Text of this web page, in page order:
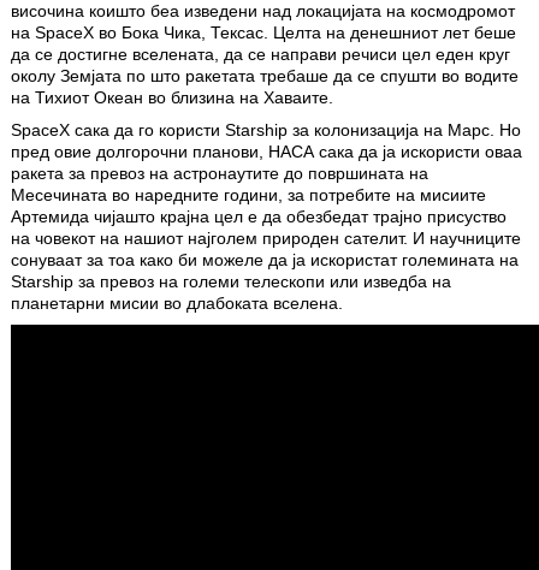
височина коишто беа изведени над локацијата на космодромот
на SpaceX во Бока Чика, Тексас. Целта на денешниот лет беше
да се достигне вселената, да се направи речиси цел еден круг
околу Земјата по што ракетата требаше да се спушти во водите
на Тихиот Океан во близина на Хаваите.
SpaceX сака да го користи Starship за колонизација на Марс. Но
пред овие долгорочни планови, НАСА сака да ја искористи оваа
ракета за превоз на астронаутите до површината на
Месечината во наредните години, за потребите на мисиите
Артемида чијашто крајна цел е да обезбедат трајно присуство
на човекот на нашиот најголем природен сателит. И научниците
сонуваат за тоа како би можеле да ја искористат големината на
Starship за превоз на големи телескопи или изведба на
планетарни мисии во длабоката вселена.